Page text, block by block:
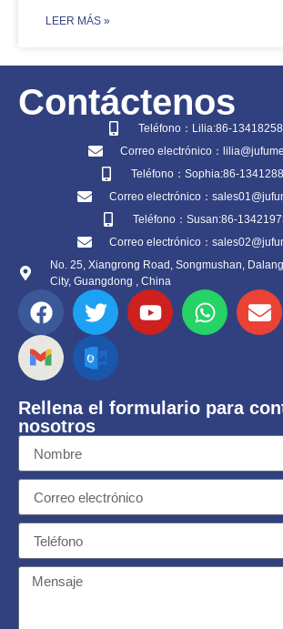
​LEER MÁS »
Contáctenos
Teléfono：Lilia:86-
Correo electrónico：
Teléfono：Sophia:86-
Correo electrónico：
Teléfono：Susan:86-
Correo electrónico：
No. 25, Xiangrong Road, Songmushan,
City, Guangdong , China
Rellena el formulario para
nosotros